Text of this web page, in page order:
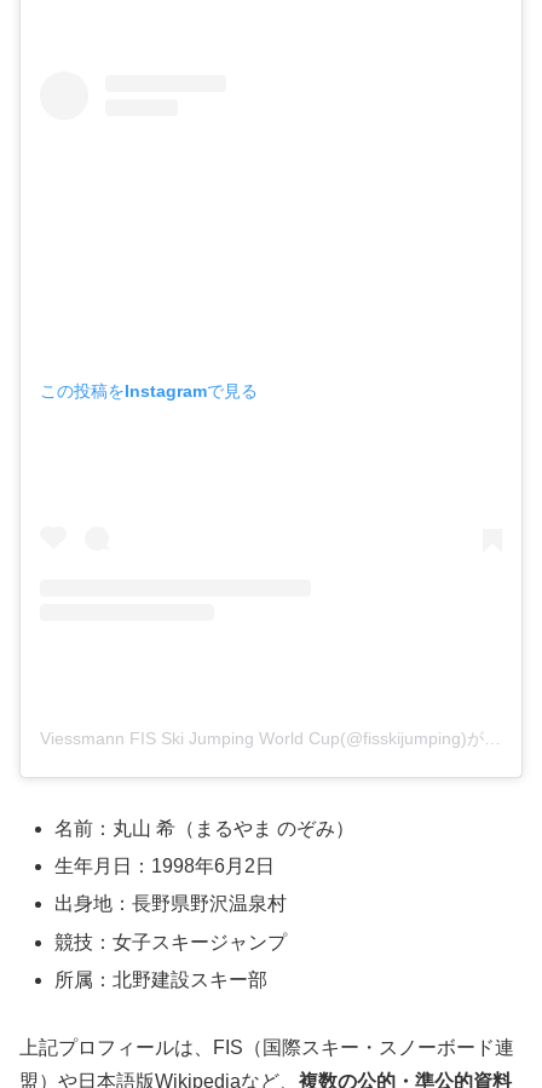
この投稿をInstagramで見る
名前：丸山 希（まるやま のぞみ）
生年月日：1998年6月2日
出身地：長野県野沢温泉村
競技：女子スキージャンプ
所属：北野建設スキー部
上記プロフィールは、FIS（国際スキー・スノーボード連
盟）や日本語版Wikipediaなど、 複数の公的・準公的資料